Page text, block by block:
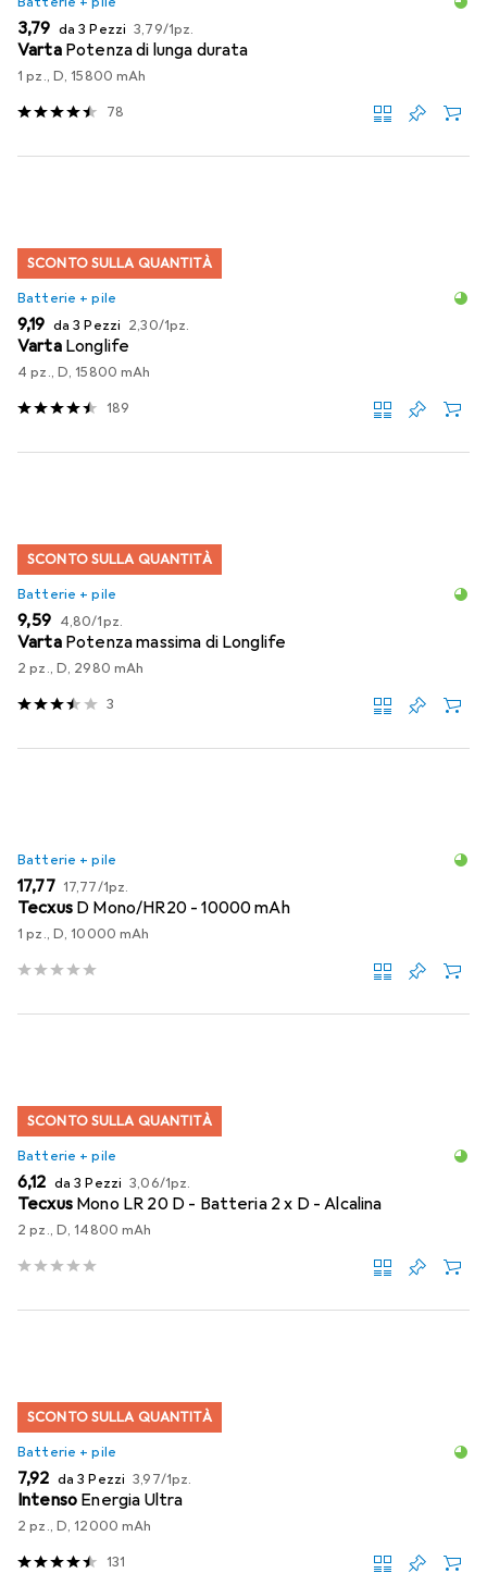
EUR
3,79 da 3 Pezzi EUR
3,79/1pz.
Varta Potenza di lunga durata
1 pz., D, 15800 mAh
78
SCONTO SULLA QUANTITÀ
Batterie + pile
EUR
9,19 da 3 Pezzi EUR
2,30/1pz.
Varta Longlife
4 pz., D, 15800 mAh
189
SCONTO SULLA QUANTITÀ
Batterie + pile
EUR
9,59 EUR
4,80/1pz.
Varta Potenza massima di Longlife
2 pz., D, 2980 mAh
3
Batterie + pile
EUR
17,77 EUR
17,77/1pz.
Tecxus D Mono/HR20 - 10000 mAh
1 pz., D, 10000 mAh
SCONTO SULLA QUANTITÀ
Batterie + pile
EUR
6,12 da 3 Pezzi EUR
3,06/1pz.
Tecxus Mono LR 20 D - Batteria 2 x D - Alcalina
2 pz., D, 14800 mAh
SCONTO SULLA QUANTITÀ
Batterie + pile
EUR
7,92 da 3 Pezzi EUR
3,97/1pz.
Intenso Energia Ultra
2 pz., D, 12000 mAh
131